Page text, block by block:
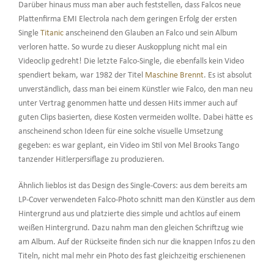
Darüber hinaus muss man aber auch feststellen, dass Falcos neue
Plattenfirma EMI Electrola nach dem geringen Erfolg der ersten
Single Titanicanscheinend den Glauben an Falco und sein Album
verloren hatte. So wurde zu dieser Auskopplung nicht mal ein
Videoclip gedreht! Die letzte Falco-Single, die ebenfalls kein Video
spendiert bekam, war 1982 der Titel Maschine Brennt. Es ist absolut
unverständlich, dass man bei einem Künstler wie Falco, den man neu
unter Vertrag genommen hatte und dessen Hits immer auch auf
guten Clips basierten, diese Kosten vermeiden wollte. Dabei hätte es
anscheinend schon Ideen für eine solche visuelle Umsetzung
gegeben: es war geplant, ein Video im Stil von Mel Brooks Tango
tanzender Hitlerpersiflage zu produzieren.
Ähnlich lieblos ist das Design des Single-Covers: aus dem bereits am
LP-Cover verwendeten Falco-Photo schnitt man den Künstler aus dem
Hintergrund aus und platzierte dies simple und achtlos auf einem
weißen Hintergrund. Dazu nahm man den gleichen Schriftzug wie
am Album. Auf der Rückseite finden sich nur die knappen Infos zu den
Titeln, nicht mal mehr ein Photo des fast gleichzeitig erschienenen